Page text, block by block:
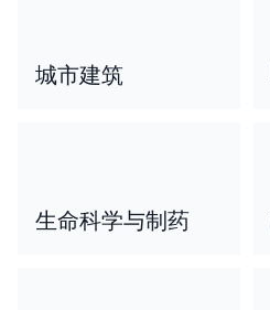
城市建筑
生命科学与制药